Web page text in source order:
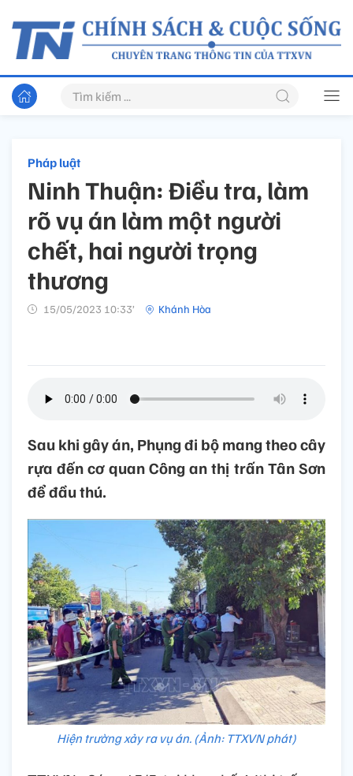
Pháp luật
Ninh Thuận: Điều tra, làm
rõ vụ án làm một người
chết, hai người trọng
thương
15/05/2023 10:33’ Khánh Hòa
Sau khi gây án, Phụng đi bộ mang theo cây
rựa đến cơ quan Công an thị trấn Tân Sơn
để đầu thú.
Hiện trường xảy ra vụ án. (Ảnh: TTXVN phát)